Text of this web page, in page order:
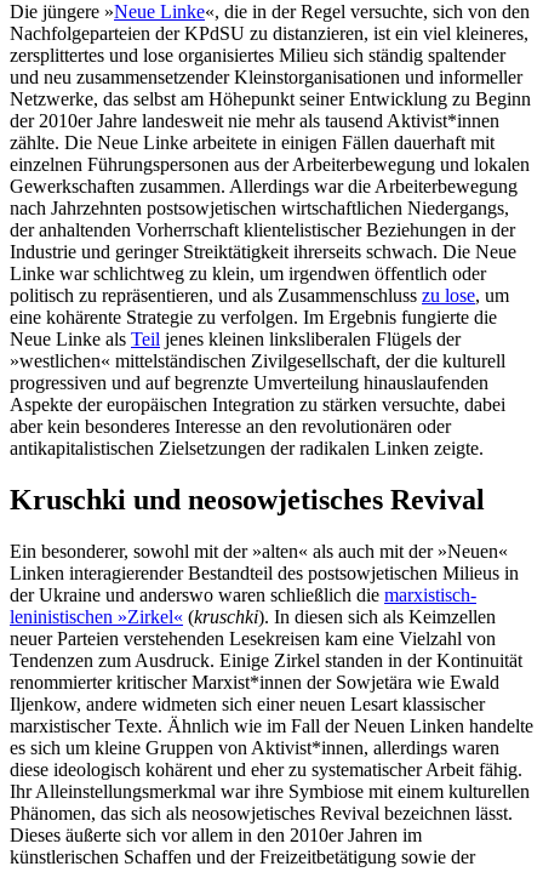
Die jüngere »Neue Linke«, die in der Regel versuchte, sich von den
Nachfolgeparteien der KPdSU zu distanzieren, ist ein viel kleineres,
zersplittertes und lose organisiertes Milieu sich ständig spaltender
und neu zusammensetzender Kleinstorganisationen und informeller
Netzwerke, das selbst am Höhepunkt seiner Entwicklung zu Beginn
der 2010er Jahre landesweit nie mehr als tausend Aktivist*innen
zählte. Die Neue Linke arbeitete in einigen Fällen dauerhaft mit
einzelnen Führungspersonen aus der Arbeiterbewegung und lokalen
Gewerkschaften zusammen. Allerdings war die Arbeiterbewegung
nach Jahrzehnten postsowjetischen wirtschaftlichen Niedergangs,
der anhaltenden Vorherrschaft klientelistischer Beziehungen in der
Industrie und geringer Streiktätigkeit ihrerseits schwach. Die Neue
Linke war schlichtweg zu klein, um irgendwen öffentlich oder
politisch zu repräsentieren, und als Zusammenschluss zu lose, um
eine kohärente Strategie zu verfolgen. Im Ergebnis fungierte die
Neue Linke als Teil jenes kleinen linksliberalen Flügels der
»westlichen« mittelständischen Zivilgesellschaft, der die kulturell
progressiven und auf begrenzte Umverteilung hinauslaufenden
Aspekte der europäischen Integration zu stärken versuchte, dabei
aber kein besonderes Interesse an den revolutionären oder
antikapitalistischen Zielsetzungen der radikalen Linken zeigte.
Kruschki und neosowjetisches Revival
Ein besonderer, sowohl mit der »alten« als auch mit der »Neuen«
Linken interagierender Bestandteil des postsowjetischen Milieus in
der Ukraine und anderswo waren schließlich die marxistisch-
leninistischen »Zirkel« (kruschki). In diesen sich als Keimzellen
neuer Parteien verstehenden Lesekreisen kam eine Vielzahl von
Tendenzen zum Ausdruck. Einige Zirkel standen in der Kontinuität
renommierter kritischer Marxist*innen der Sowjetära wie Ewald
Iljenkow, andere widmeten sich einer neuen Lesart klassischer
marxistischer Texte. Ähnlich wie im Fall der Neuen Linken handelte
es sich um kleine Gruppen von Aktivist*innen, allerdings waren
diese ideologisch kohärent und eher zu systematischer Arbeit fähig.
Ihr Alleinstellungsmerkmal war ihre Symbiose mit einem kulturellen
Phänomen, das sich als neosowjetisches Revival bezeichnen lässt.
Dieses äußerte sich vor allem in den 2010er Jahren im
künstlerischen Schaffen und der Freizeitbetätigung sowie der